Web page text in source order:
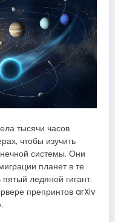
тысячи часов
чтобы изучить
системы. Они
планет в те
ледяной гигант.
препринтов arXiv